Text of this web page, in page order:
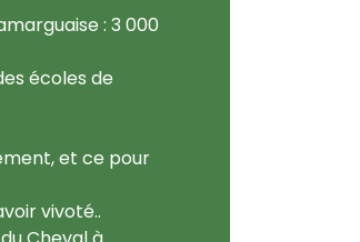
: 3 000
écoles de
et ce pour
vivoté..